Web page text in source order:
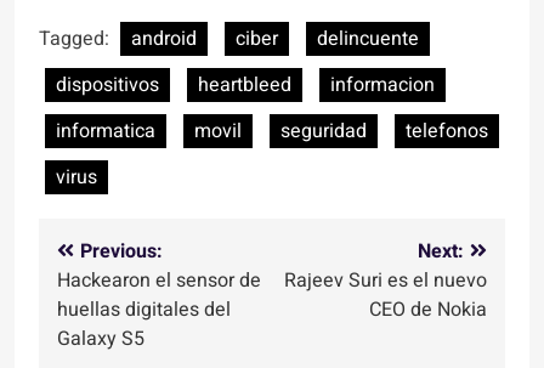
Tagged:
android ciber
delincuente
dispositivos
heartbleed
informacion
informatica
movil seguridad
telefonos
virus
Navegación
de
entradas
Previous:
Hackearon el sensor de
huellas digitales del
Galaxy S5
Next:
Rajeev Suri es el nuevo
CEO de Nokia